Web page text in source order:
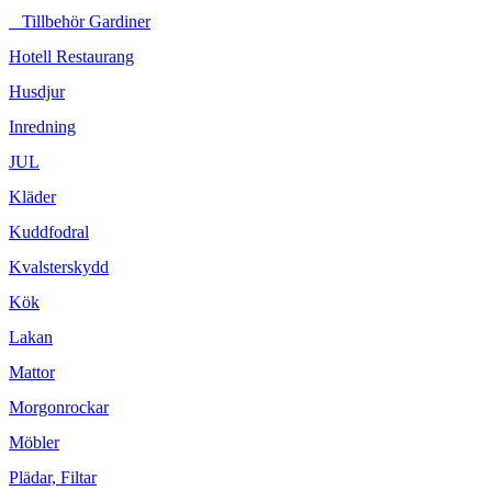
Tillbehör Gardiner
Hotell Restaurang
Husdjur
Inredning
JUL
Kläder
Kuddfodral
Kvalsterskydd
Kök
Lakan
Mattor
Morgonrockar
Möbler
Plädar, Filtar